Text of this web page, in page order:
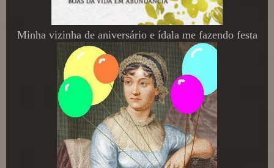
Minha vizinha de aniversário e ídala me fazendo festa